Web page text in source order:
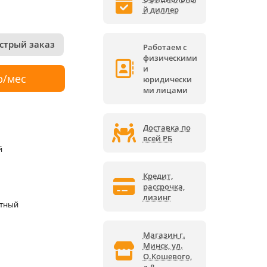
заказ
мес
й диллер
Работаем с
физическими
и
юридически
ми лицами
Доставка по
всей РБ
Кредит,
рассрочка,
лизинг
Магазин г.
Минск, ул.
О.Кошевого,